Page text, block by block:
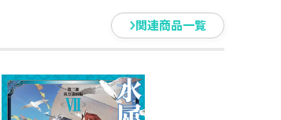
関連商品一覧